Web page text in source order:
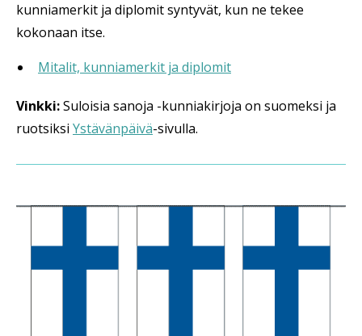
kunniamerkit ja diplomit syntyvät, kun ne tekee
kokonaan itse.
Mitalit, kunniamerkit ja diplomit
Vinkki:Suloisia sanoja -kunniakirjoja on suomeksi ja
ruotsiksi Ystävänpäivä-sivulla.